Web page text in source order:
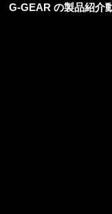
G-GEAR の製品紹介